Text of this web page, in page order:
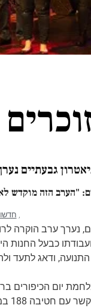
גבעתיים
"הערב הזה מוקדש
גבעתיים, נערך
כבעל החנות
ודאג לתעד